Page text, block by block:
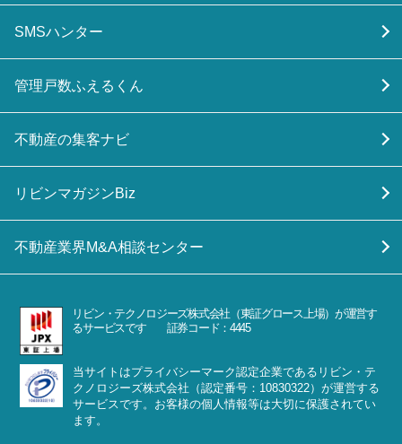
SMSハンター
管理戸数ふえるくん
不動産の集客ナビ
リビンマガジンBiz
不動産業界M&A相談センター
リビン・テクノロジーズ株式会社（東証グロース上場）が運営す
るサービスです 証券コード：4445
当サイトはプライバシーマーク認定企業であるリビン・テ
クノロジーズ株式会社（認定番号：10830322）が運営する
サービスです。お客様の個人情報等は大切に保護されてい
ます。